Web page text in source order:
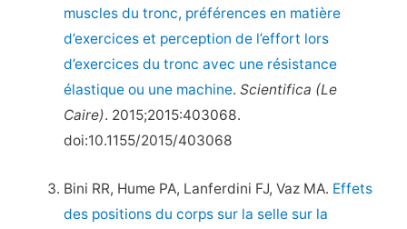
muscles du tronc, préférences en matière
d’exercices et perception de l’effort lors
d’exercices du tronc avec une résistance
élastique ou une machine.Scientifica (Le
Caire). 2015;2015:403068.
doi:10.1155/2015/403068
Bini RR, Hume PA, Lanferdini FJ, Vaz MA. Effets
des positions du corps sur la selle sur la